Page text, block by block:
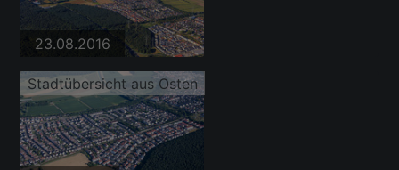
23.08.2016
Stadtübersicht aus Osten